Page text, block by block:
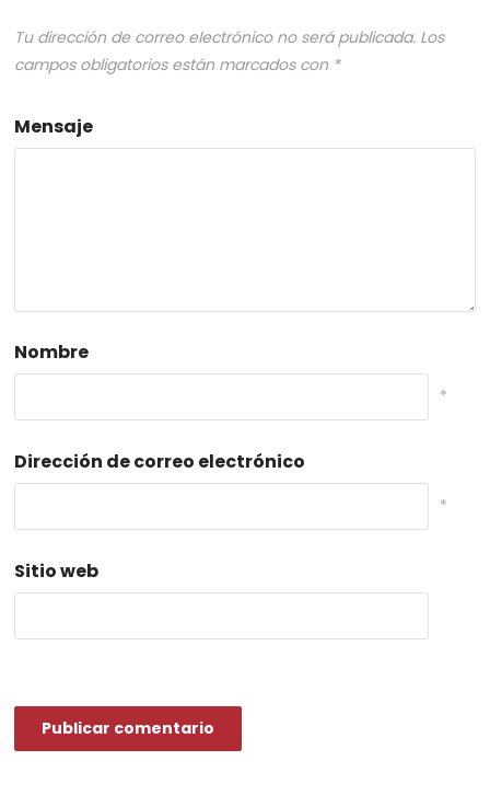
Tu dirección de correo electrónico no será publicada. Los
campos obligatorios están marcados con *
Mensaje
Nombre
*
Dirección de correo electrónico
*
Sitio web